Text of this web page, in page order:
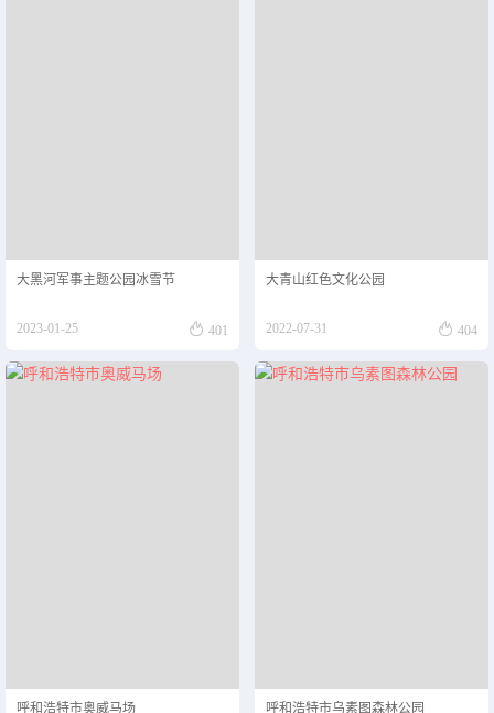
大黑河军事主题公园冰雪节
2023-01-25  401
大青山红色文化公园
2022-07-31  404
呼和浩特市奥威马场 呼和浩特市乌素图森林公园